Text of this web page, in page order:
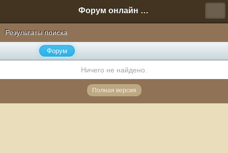
Форум онлайн игры "Новая Эра" (Нюра Биз)
Результаты поиска
Форум
Ничего не найдено.
Полная версия